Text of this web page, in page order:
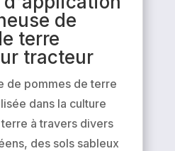
de
terre
tracteur
de pommes de terre
dans la culture
à travers divers
des sols sableux